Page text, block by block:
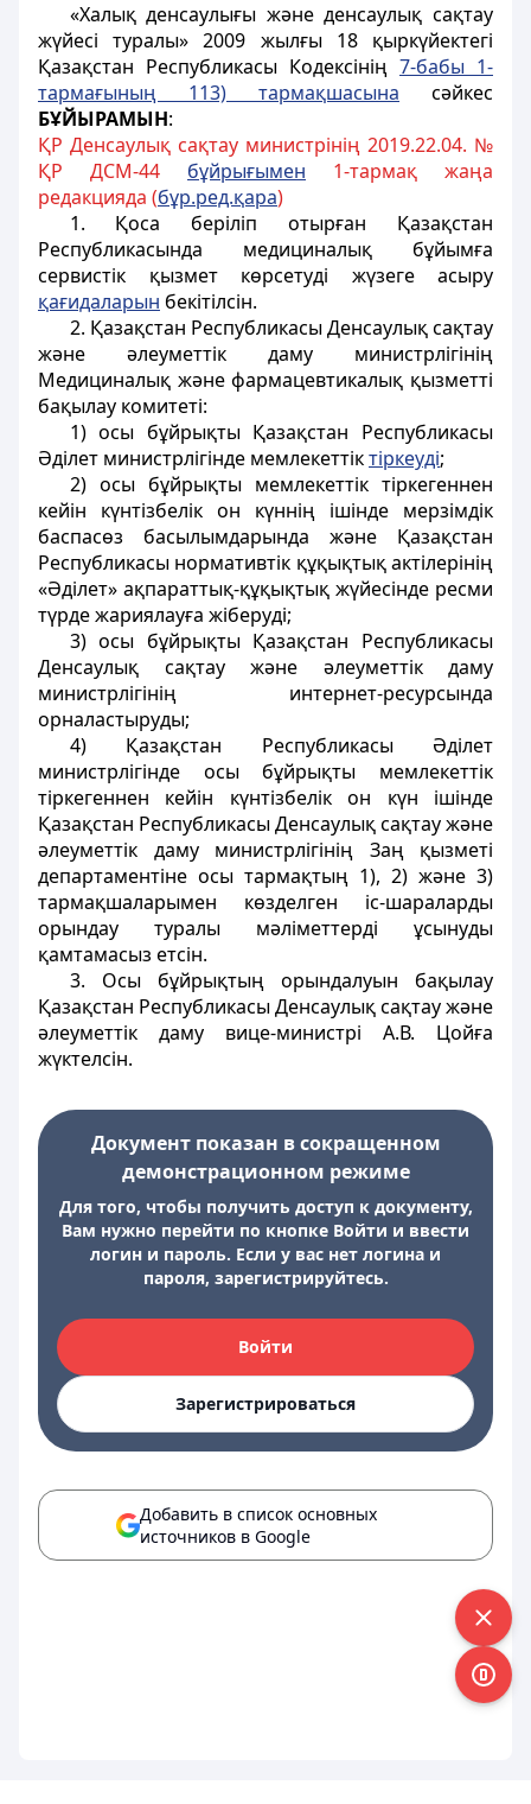
«Халық денсаулығы және денсаулық сақтау
жүйесі туралы» 2009 жылғы 18 қыркүйектегі
Қазақстан Республикасы Кодексінің 7-бабы 1-
тармағының 113) тармақшасына сәйкес
БҰЙЫРАМЫН:
ҚР Денсаулық сақтау министрінің 2019.22.04. №
ҚР ДСМ-44 бұйрығымен 1-тармақ жаңа
редакцияда (бұр.ред.қара)
1. Қоса беріліп отырған Қазақстан
Республикасында медициналық бұйымға
сервистік қызмет көрсетуді жүзеге асыру
қағидаларын бекітілсін.
2. Қазақстан Республикасы Денсаулық сақтау
және әлеуметтік даму министрлігінің
Медициналық және фармацевтикалық қызметті
бақылау комитеті:
1) осы бұйрықты Қазақстан Республикасы
Әділет министрлігінде мемлекеттіктіркеуді;
2) осы бұйрықты мемлекеттік тіркегеннен
кейін күнтізбелік он күннің ішінде мерзімдік
баспасөз басылымдарында және Қазақстан
Республикасы нормативтік құқықтық актілерінің
«Әділет» ақпараттық-құқықтық жүйесінде ресми
түрде жариялауға жіберуді;
3) осы бұйрықты Қазақстан Республикасы
Денсаулық сақтау және әлеуметтік даму
министрлігінің интернет-ресурсында
орналастыруды;
4) Қазақстан Республикасы Әділет
министрлігінде осы бұйрықты мемлекеттік
тіркегеннен кейін күнтізбелік он күн ішінде
Қазақстан Республикасы Денсаулық сақтау және
әлеуметтік даму министрлігінің Заң қызметі
департаментіне осы тармақтың 1), 2) және 3)
тармақшаларымен көзделген іс-шараларды
орындау туралы мәліметтерді ұсынуды
қамтамасыз етсін.
3. Осы бұйрықтың орындалуын бақылау
Қазақстан Республикасы Денсаулық сақтау және
әлеуметтік даму вице-министрі А.В. Цойға
жүктелсін.
Документ показан в сокращенном
демонстрационном режиме
Для того, чтобы получить доступ к документу,
Вам нужно перейти по кнопке Войти и ввести
логин и пароль. Если у вас нет логина и
пароля, зарегистрируйтесь.
Войти
Зарегистрироваться
Добавить в список основных
источников в Google